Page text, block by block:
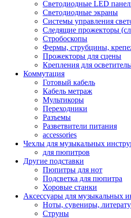
Светодиодные LED
Светодиодные экраны
Системы управления
Следящие прожекторы
Стробоскопы
Фермы, струбцины,
Прожекторы для сцены
Крепления для
Коммутация
Готовый кабель
Кабель метраж
Мультикоры
Переходники
Разъемы
Разветвители питания
accessories
Чехлы для музыкальных
для пюпитров
Другие подставки
Пюпитры для нот
Подсветка для пюпитра
Хоровые станки
Аксессуары для музыкальных
Ноты, сувениры,
Струны